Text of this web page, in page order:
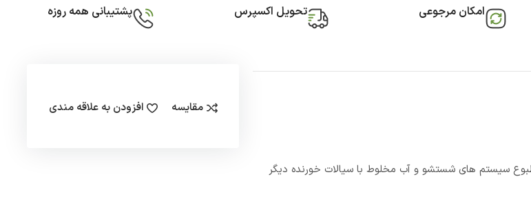
امکان مرجوعی تحویل اکسپرس پشتیبانی همه روزه
مطبوع سیستم های شستشو و آب مخلوط با سیالات خورنده دیگر
مقایسه افزودن به علاقه مندی